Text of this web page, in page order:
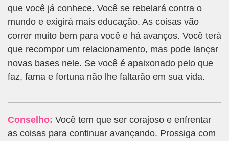
que você já conhece. Você se rebelará contra o
mundo e exigirá mais educação. As coisas vão
correr muito bem para você e há avanços. Você terá
que recompor um relacionamento, mas pode lançar
novas bases nele. Se você é apaixonado pelo que
faz, fama e fortuna não lhe faltarão em sua vida.
Conselho: Você tem que ser corajoso e enfrentar
as coisas para continuar avançando. Prossiga com